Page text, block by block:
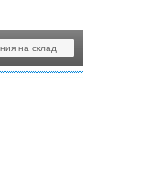
на склад